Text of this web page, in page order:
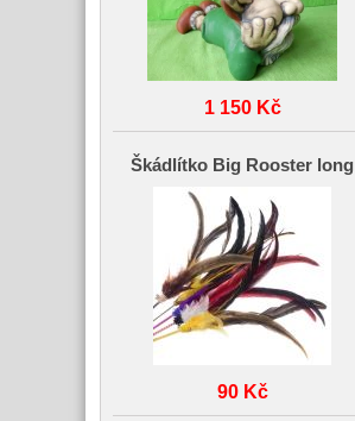
1 150 Kč
Škádlítko Big Rooster long
90 Kč